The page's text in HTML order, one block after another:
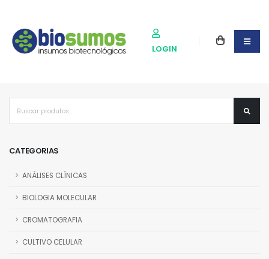
LOGIN
CATEGORIAS
ANÁLISES CLÍNICAS
BIOLOGIA MOLECULAR
CROMATOGRAFIA
CULTIVO CELULAR